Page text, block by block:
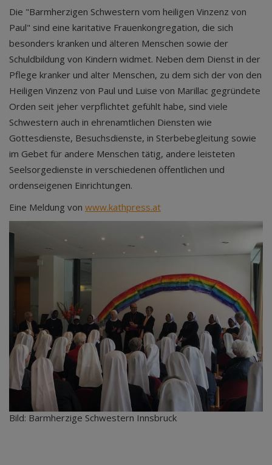
Die "Barmherzigen Schwestern vom heiligen Vinzenz von
Paul" sind eine karitative Frauenkongregation, die sich
besonders kranken und älteren Menschen sowie der
Schuldbildung von Kindern widmet. Neben dem Dienst in der
Pflege kranker und alter Menschen, zu dem sich der von den
Heiligen Vinzenz von Paul und Luise von Marillac gegründete
Orden seit jeher verpflichtet gefühlt habe, sind viele
Schwestern auch in ehrenamtlichen Diensten wie
Gottesdienste, Besuchsdienste, in Sterbebegleitung sowie
im Gebet für andere Menschen tätig, andere leisteten
Seelsorgedienste in verschiedenen öffentlichen und
ordenseigenen Einrichtungen.
Eine Meldung von www.kathpress.at
Bild: Barmherzige Schwestern Innsbruck